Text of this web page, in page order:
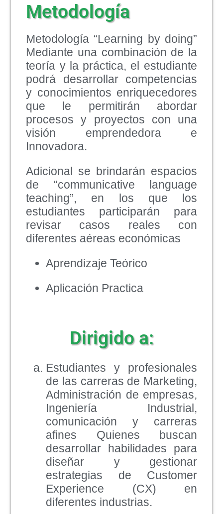
Metodología
Metodología “Learning by doing”
Mediante una combinación de la
teoría y la práctica, el estudiante
podrá desarrollar competencias
y conocimientos enriquecedores
que le permitirán abordar
procesos y proyectos con una
visión emprendedora e
Innovadora.
Adicional se brindarán espacios
de “communicative language
teaching”, en los que los
estudiantes participarán para
revisar casos reales con
diferentes aéreas económicas
Aprendizaje Teórico
Aplicación Practica
Dirigido a:
Estudiantes y profesionales
de las carreras de Marketing,
Administración de empresas,
Ingeniería Industrial,
comunicación y carreras
afines Quienes buscan
desarrollar habilidades para
diseñar y gestionar
estrategias de Customer
Experience (CX) en
diferentes industrias.